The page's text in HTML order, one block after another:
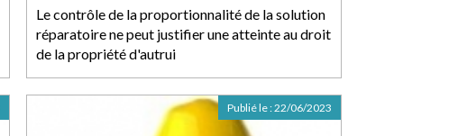
Le contrôle de la proportionnalité de la solution
réparatoire ne peut justifier une atteinte au droit
de la propriété d'autrui
Publié le :22/06/2023